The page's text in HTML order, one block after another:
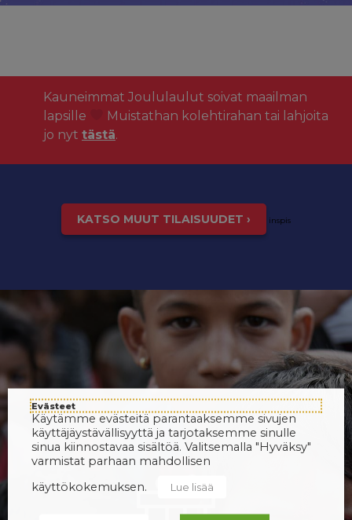
Kauneimmat Joululaulut soivat maailman
lapsille
Muistathan kolehtirahan tai lahjoita
jo nyt tästä.
KATSO MUUT TILAISUUDET › inspis
Evästeet
Käytämme evästeitä parantaaksemme sivujen
käyttäjäystävällisyyttä ja tarjotaksemme sinulle
sinua kiinnostavaa sisältöä. Valitsemalla "Hyväksy"
varmistat parhaan mahdollisen
käyttökokemuksen.
Lue lisää